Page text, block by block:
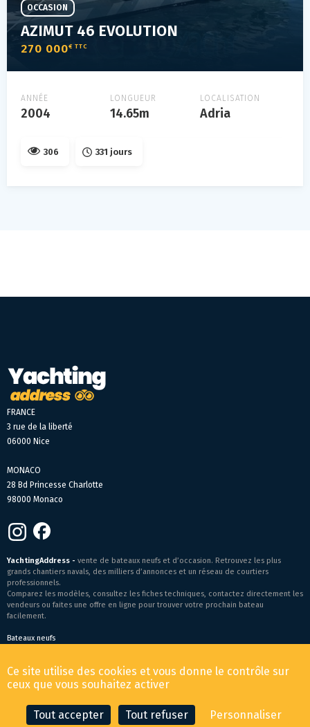
AZIMUT 46 EVOLUTION
270 000€ TTC
OCCASION
ANNÉE
2004
LONGUEUR
14.65m
LOCALISATION
Adria
306 331 jours
CONTACTER LE COURTIER FAIRE UNE OFFRE
FRANCE
3 rue de la liberté
06000 Nice
MONACO
28 Bd Princesse Charlotte
98000 Monaco
YachtingAddress - vente de bateaux neufs et d’occasion. Retrouvez les plus
grands chantiers navals, des milliers d’annonces et un réseau de courtiers
professionnels.
Comparez les modèles, consultez les fiches techniques, contactez directement les
vendeurs ou faites une offre en ligne pour trouver votre prochain bateau
facilement.
Bateaux neufs
© 2026 YachtingAddress.com
Ce site utilise des cookies et vous donne le contrôle sur
ceux que vous souhaitez activer
Tout accepter Tout refuser Personnaliser